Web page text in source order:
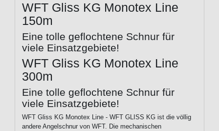
WFT Gliss KG Monotex Line
150m
Eine tolle geflochtene Schnur für
viele Einsatzgebiete!
WFT Gliss KG Monotex Line
300m
Eine tolle geflochtene Schnur für
viele Einsatzgebiete!
WFT Gliss KG Monotex Line - WFT GLISS KG ist die völlig
andere Angelschnur von WFT. Die mechanischen